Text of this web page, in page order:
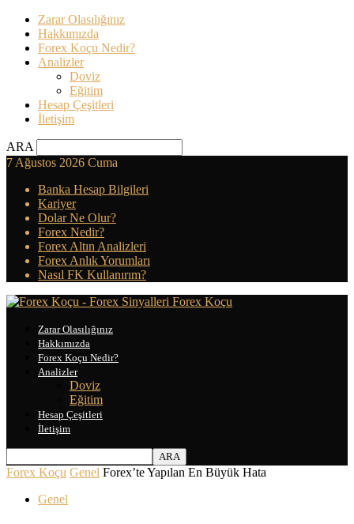
Zarar Olasılığınız
Hakkımızda
Forex Koçu Nedir?
Analizler
Doviz
Eğitim
Hesap Çeşitleri
İletişim
ARA
7 Ağustos 2026 Cuma
Banka Hesap Bilgileri
Kariyer
Dolar Ne Olur?
Forex Nedir?
Forex Altın Analizleri
Forex Anlık Yorumları
Nasıl FK Kullanırım?
Forex Koçu
Zarar Olasılığınız
Hakkımızda
Forex Koçu Nedir?
Analizler
Doviz
Eğitim
Hesap Çeşitleri
İletişim
Forex Koçu Genel Forex’te Yapılan En Büyük Hata
Genel